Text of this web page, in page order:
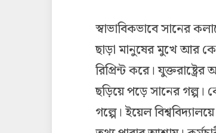
স্বাভাবিকভাবে সানের
ছাড়া মানুষের মুখে আর
রিপ্রিন্ট করে।
ছড়িয়ে পড়ে সানের গল্প।
গল্পে। ইয়েল